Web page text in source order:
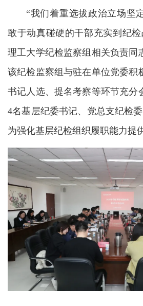
“我们着重选拔政治立场坚
敢于动真碰硬的干部充实到纪
理工大学纪检监察组相关负责同
该纪检监察组与驻在单位党委积
书记人选、提名考察等环节充分
4名基层纪委书记、党总支纪检
为强化基层纪检组织履职能力提